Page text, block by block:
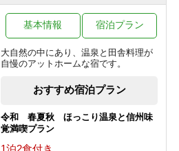
れるライブキッチン＜2食付＞G
1泊2食付き
10,825円/人/泊 ～
【28日前限定】＜2食付＞最大
20％OFF！◇五感で楽しむ信州ビュッ
フェ◇心踊るライブキッチン♪G
1泊2食付き
10,160円/人/泊 ～
大自然の中にあり、温泉と田舎料理が
自慢のアットホームな宿です。
基本情報 宿泊プラン
おすすめ宿泊プラン
令和 春夏秋 ほっこり温泉と信州味
覚満喫プラン
1泊2食付き